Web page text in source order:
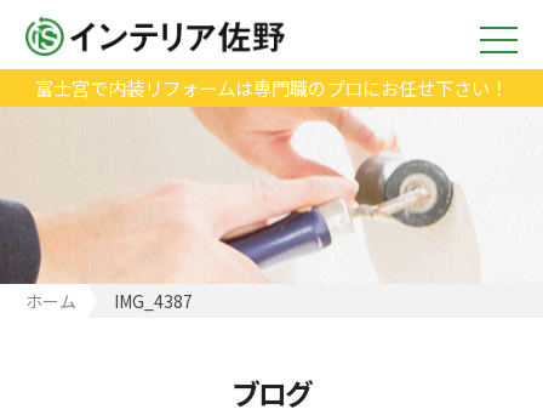
富士宮で内装リフォームは専門職のプロにお任せ下さい！
ホーム IMG_4387
ブログ